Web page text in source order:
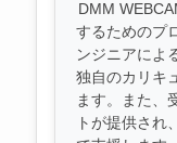
DMM
するためのプ
ンジニアによ
独自のカリキ
ます。また、
トが提供され